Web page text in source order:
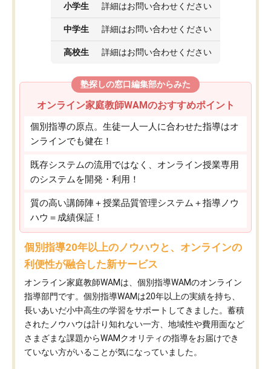
小学生 詳細はお問い合わせください
中学生 詳細はお問い合わせください
高校生 詳細はお問い合わせください
塾探しの窓口編集部からみた
オンライン家庭教師WAMのおすすめポイント
個別指導の原点。生徒一人一人に合わせた指導はオ
ンラインでも健在！
既存システムの流用ではなく、オンライン授業専用
のシステムを開発・利用！
質の高い講師陣＋授業品質管理システム＋指導ノウ
ハウ＝成績保証！
個別指導20年以上のノウハウと、オンラインの
利便性が融合した新サービス
オンライン家庭教師WAMは、個別指導WAMのオンライン
指導部門です。個別指導WAMは20年以上の実績を持ち、
長いあいだ小中高生の学習をサポートしてきました。蓄積
されたノウハウは計り知れない一方、地域性や費用面など
さまざまな課題からWAMクオリティの指導をお届けでき
ていない方がいることが気になっていました。